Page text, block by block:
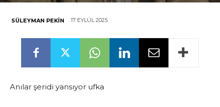
SÜLEYMAN PEKIN 17 EYLÜL 2025
Anılar şeridi yansıyor ufka